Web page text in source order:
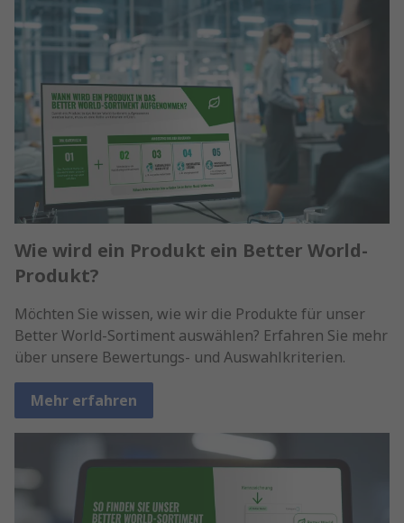
Wie wird ein Produkt ein Better World-
Produkt?
Möchten Sie wissen, wie wir die Produkte für unser
Better World-Sortiment auswählen? Erfahren Sie mehr
über unsere Bewertungs- und Auswahlkriterien.
Mehr erfahren